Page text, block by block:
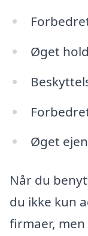
Øget
Øget
Når du
du ikke kun
firmaer,